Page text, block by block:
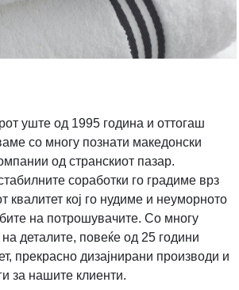
уште од 1995 година и оттогаш
со многу познати македонски
од странскиот пазар.
соработки го градиме врз
квалитет кој го нудиме и неуморното
на потрошувачите. Со многу
деталите, повеќе од 25 години
прекрасно дизајнирани производи и
за нашите клиенти.